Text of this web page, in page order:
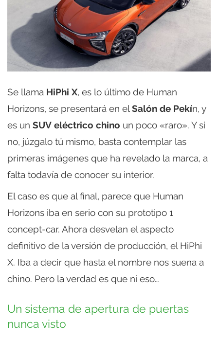
Se llama HiPhi X, es lo último de Human
Horizons, se presentará en elSalón de Pekín, y
es un SUV eléctrico chino un poco «raro». Y si
no, júzgalo tú mismo, basta contemplar las
primeras imágenes que ha revelado la marca, a
falta todavía de conocer su interior.
El caso es que al final, parece que Human
Horizons iba en serio con su prototipo 1
concept-car. Ahora desvelan el aspecto
definitivo de la versión de producción, el HiPhi
X. Iba a decir que hasta el nombre nos suena a
chino. Pero la verdad es que ni eso…
Un sistema de apertura de puertas
nunca visto